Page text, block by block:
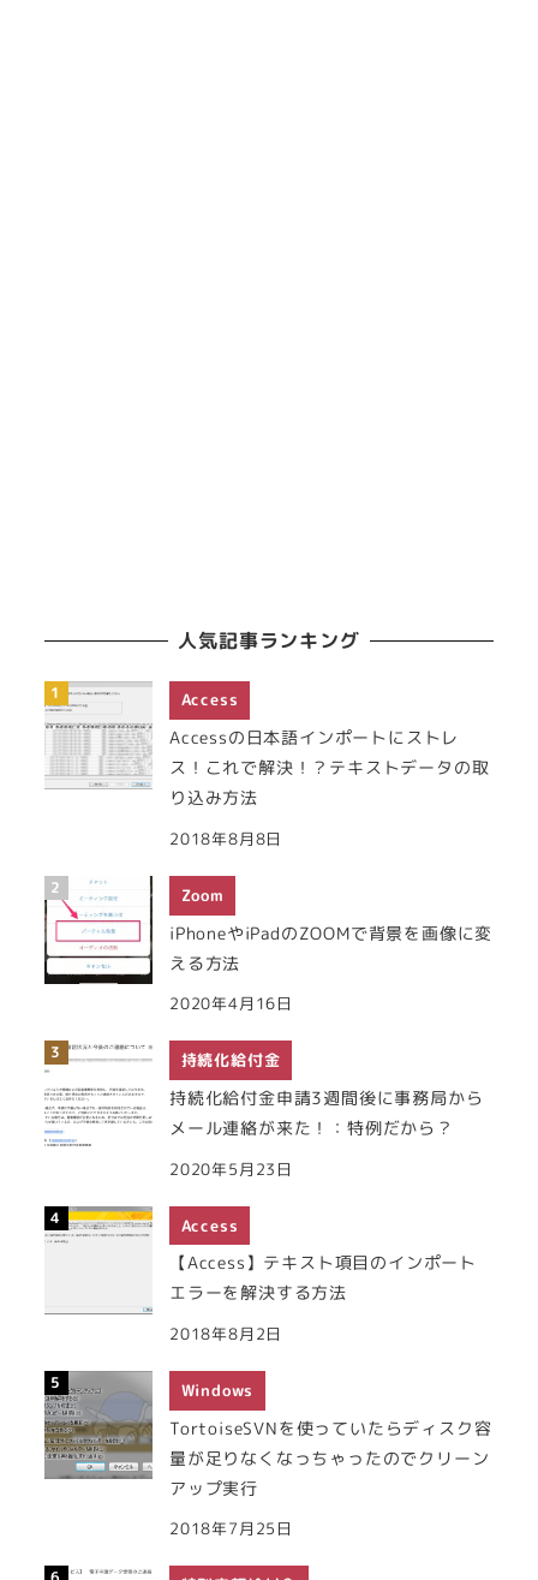
人気記事ランキング
Access
Accessの日本語インポートにストレ
ス！これで解決！？テキストデータの取
り込み方法
2018年8月8日
Zoom
iPhoneやiPadのZOOMで背景を画像に変
える方法
2020年4月16日
持続化給付金
持続化給付金申請3週間後に事務局から
メール連絡が来た！：特例だから？
2020年5月23日
Access
【Access】テキスト項目のインポート
エラーを解決する方法
2018年8月2日
Windows
TortoiseSVNを使っていたらディスク容
量が足りなくなっちゃったのでクリーン
アップ実行
2018年7月25日